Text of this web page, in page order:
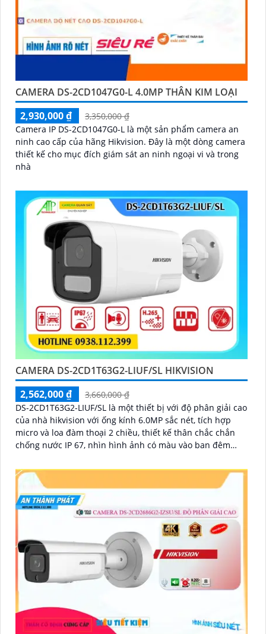
CAMERA DS-2CD1047G0-L 4.0MP THÂN KIM LOẠI
2,930,000 ₫
3,350,000 ₫
Camera IP DS-2CD1047G0-L là một sản phẩm camera an
ninh cao cấp của hãng Hikvision. Đây là một dòng camera
thiết kế cho mục đích giám sát an ninh ngoại vi và trong
nhà
CAMERA DS-2CD1T63G2-LIUF/SL HIKVISION
2,562,000 ₫
3,660,000 ₫
DS-2CD1T63G2-LIUF/SL là một thiết bị với độ phân giải cao
của nhà hikvision với ống kính 6.0MP sắc nét, tích hợp
micro và loa đàm thoại 2 chiều, thiết kế thân chắc chắn
chống nước IP 67, nhìn hình ảnh có màu vào ban đêm